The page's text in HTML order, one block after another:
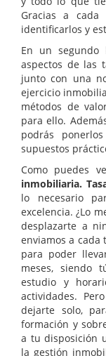
Gracias a cada
identificarlos y
En un segundo
aspectos de las
junto con una
ejercicio
métodos de
para ello.
podrás
supuestos
Como puedes
inmobiliaria.
lo necesario
excelencia. ¿Lo
desplazarte a
enviamos a cada
para poder
meses, siendo
estudio y
actividades.
dejarte solo,
formación y
a tu disposición
la gestión